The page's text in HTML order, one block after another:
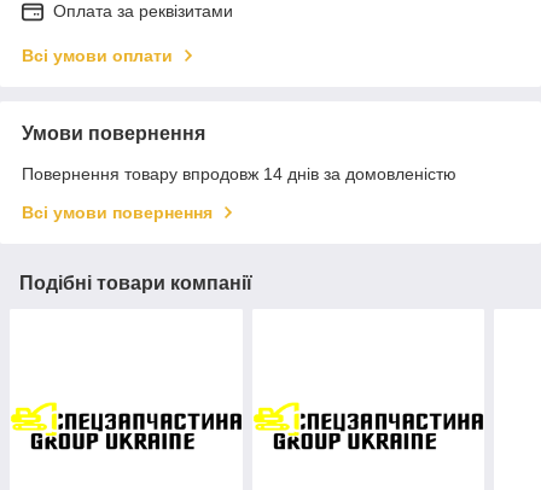
Оплата за реквізитами
Всі умови оплати
Умови повернення
Повернення товару впродовж 14 днів за домовленістю
Всі умови повернення
Подібні товари компанії